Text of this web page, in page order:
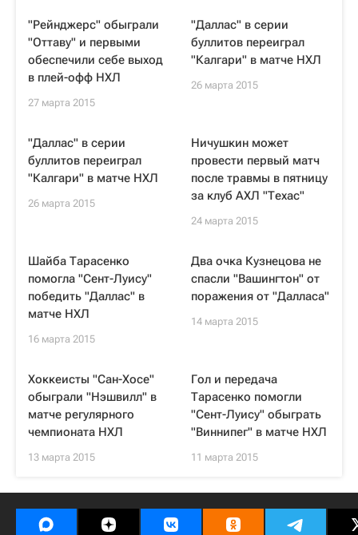
"Рейнджерс" обыграли
"Оттаву" и первыми
обеспечили себе выход
в плей-офф НХЛ
27 марта 2015
"Даллас" в серии
буллитов переиграл
"Калгари" в матче НХЛ
26 марта 2015
"Даллас" в серии
буллитов переиграл
"Калгари" в матче НХЛ
26 марта 2015
Ничушкин может
провести первый матч
после травмы в пятницу
за клуб АХЛ "Техас"
24 марта 2015
Шайба Тарасенко
помогла "Сент-Луису"
победить "Даллас" в
матче НХЛ
16 марта 2015
Два очка Кузнецова не
спасли "Вашингтон" от
поражения от "Далласа"
14 марта 2015
Хоккеисты "Сан-Хосе"
обыграли "Нэшвилл" в
матче регулярного
чемпионата НХЛ
13 марта 2015
Гол и передача
Тарасенко помогли
"Сент-Луису" обыграть
"Виннипег" в матче НХЛ
11 марта 2015